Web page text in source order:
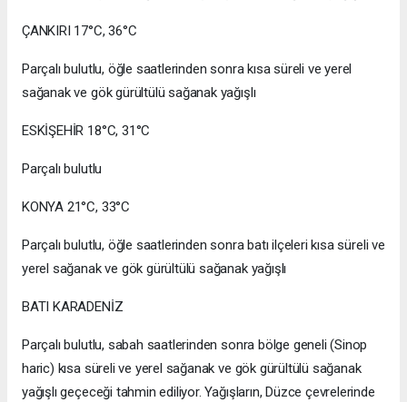
ÇANKIRI 17°C, 36°C
Parçalı bulutlu, öğle saatlerinden sonra kısa süreli ve yerel
sağanak ve gök gürültülü sağanak yağışlı
ESKİŞEHİR 18°C, 31°C
Parçalı bulutlu
KONYA 21°C, 33°C
Parçalı bulutlu, öğle saatlerinden sonra batı ilçeleri kısa süreli ve
yerel sağanak ve gök gürültülü sağanak yağışlı
BATI KARADENİZ
Parçalı bulutlu, sabah saatlerinden sonra bölge geneli (Sinop
haric) kısa süreli ve yerel sağanak ve gök gürültülü sağanak
yağışlı geçeceği tahmin ediliyor. Yağışların, Düzce çevrelerinde